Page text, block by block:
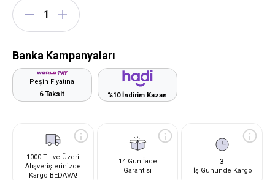
Banka Kampanyaları
Peşin Fiyatına
6 Taksit
%10 İndirim Kazan
1000 TL ve Üzeri
Alışverişlerinizde
Kargo BEDAVA!
14 Gün İade
Garantisi
3
İş Gününde Kargo